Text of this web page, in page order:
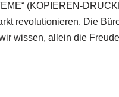
(KOPIEREN-
revolutionieren. Die
wissen, allein die